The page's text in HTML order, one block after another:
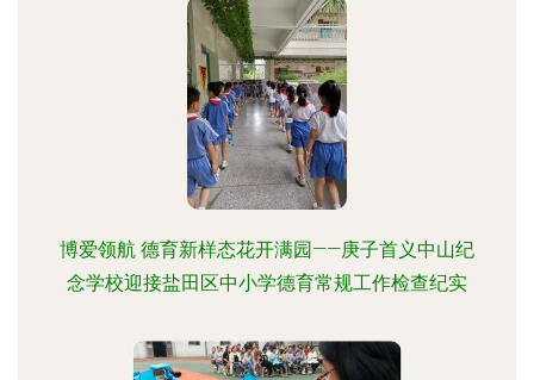
博爱领航 德育新样态花开满园——庚子首义中山纪
念学校迎接盐田区中小学德育常规工作检查纪实